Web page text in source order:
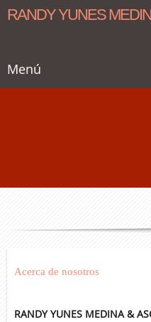
RANDY YUNES
Menú
Acerca de nosotros
RANDY YUNES MEDINA &